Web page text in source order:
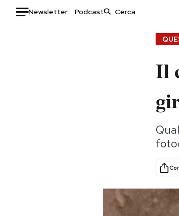
Newsletter Podcast
Consumismi
Storie/Idee
Ok Boomer!
Altrecose
Mondiali calcio
Il